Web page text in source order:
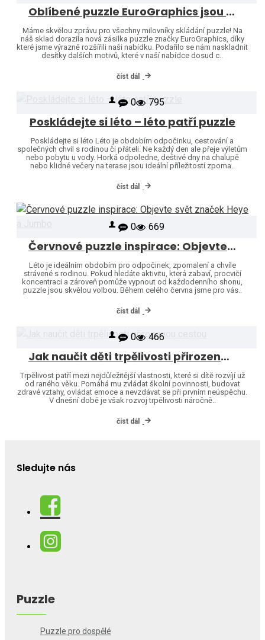
Oblíbené puzzle EuroGraphics jsou opět skladem – naši nabídku jsme rozšířili o další motivy!
Máme skvělou zprávu pro všechny milovníky skládání puzzle! Na
náš sklad dorazila nová zásilka puzzle značky EuroGraphics, díky
které jsme výrazně rozšířili naši nabídku. Podařilo se nám naskladnit
desítky dalších motivů, které v naší nabídce dosud c..
číst dál
0 795
Poskládejte si léto – léto patří puzzle
Poskládejte si léto Léto je obdobím odpočinku, cestování a
společných chvil s rodinou či přáteli. Ne každý den ale přeje výletům
nebo pobytu u vody. Horká odpoledne, deštivé dny na chalupě
nebo klidné večery na terase jsou ideální příležitostí zpoma..
číst dál
0 669
Červnové puzzle inspirace: Objevte svět značek Heye a Jumbo
Léto je ideálním obdobím pro odpočinek, zpomalení a chvíle
strávené s rodinou. Pokud hledáte aktivitu, která zabaví, procvičí
koncentraci a zároveň pomůže vypnout od každodenního shonu,
puzzle jsou skvělou volbou. Během celého června jsme pro vás..
číst dál
0 466
Jak naučit děti trpělivosti přirozenou cestou
Trpělivost patří mezi nejdůležitější vlastnosti, které si dítě rozvíjí už
od raného věku. Pomáhá mu zvládat školní povinnosti, budovat
zdravé vztahy, ovládat emoce a nevzdávat se při prvním neúspěchu.
V dnešní době je však rozvoj trpělivosti náročně..
číst dál
Sledujte nás
Puzzle
Puzzle pro dospělé